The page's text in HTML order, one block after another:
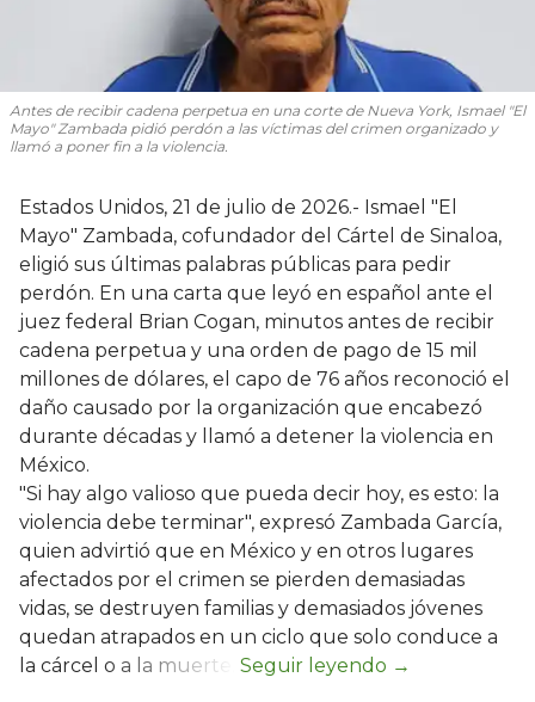
Antes de recibir cadena perpetua en una corte de Nueva York, Ismael "El
Mayo" Zambada pidió perdón a las víctimas del crimen organizado y
llamó a poner fin a la violencia.
Estados Unidos, 21 de julio de 2026.- Ismael "El
Mayo" Zambada, cofundador del Cártel de Sinaloa,
eligió sus últimas palabras públicas para pedir
perdón. En una carta que leyó en español ante el
juez federal Brian Cogan, minutos antes de recibir
cadena perpetua y una orden de pago de 15 mil
millones de dólares, el capo de 76 años reconoció el
daño causado por la organización que encabezó
durante décadas y llamó a detener la violencia en
México.
"Si hay algo valioso que pueda decir hoy, es esto: la
violencia debe terminar", expresó Zambada García,
quien advirtió que en México y en otros lugares
afectados por el crimen se pierden demasiadas
vidas, se destruyen familias y demasiados jóvenes
quedan atrapados en un ciclo que solo conduce a
la cárcel o a la muerte.